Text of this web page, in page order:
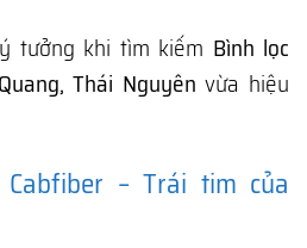
tưởng khi tìm kiếm Bình lọc
Thái Nguyên vừa hiệu
– Trái tim của